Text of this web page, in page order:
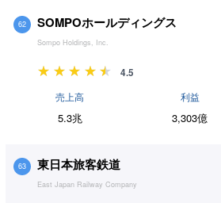
62 SOMPOホールディングス
Sompo Holdings, Inc.
4.5
売上高
5.3兆
利益
3,303億
63 東日本旅客鉄道
East Japan Railway Company